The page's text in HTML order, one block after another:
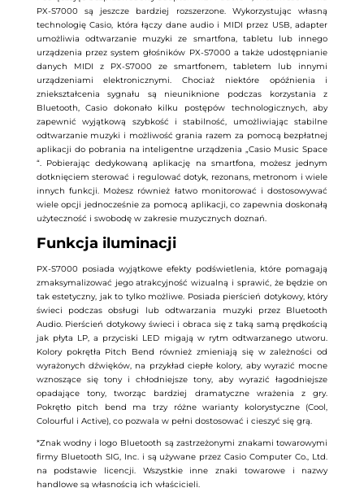
PX-S7000 są jeszcze bardziej rozszerzone. Wykorzystując własną
technologię Casio, która łączy dane audio i MIDI przez USB, adapter
umożliwia odtwarzanie muzyki ze smartfona, tabletu lub innego
urządzenia przez system głośników PX-S7000 a także udostępnianie
danych MIDI z PX-S7000 ze smartfonem, tabletem lub innymi
urządzeniami elektronicznymi. Chociaż niektóre opóźnienia i
zniekształcenia sygnału są nieuniknione podczas korzystania z
Bluetooth, Casio dokonało kilku postępów technologicznych, aby
zapewnić wyjątkową szybkość i stabilność, umożliwiając stabilne
odtwarzanie muzyki i możliwość grania razem za pomocą bezpłatnej
aplikacji do pobrania na inteligentne urządzenia „Casio Music Space
“. Pobierając dedykowaną aplikację na smartfona, możesz jednym
dotknięciem sterować i regulować dotyk, rezonans, metronom i wiele
innych funkcji. Możesz również łatwo monitorować i dostosowywać
wiele opcji jednocześnie za pomocą aplikacji, co zapewnia doskonałą
użyteczność i swobodę w zakresie muzycznych doznań.
Funkcja iluminacji
PX-S7000 posiada wyjątkowe efekty podświetlenia, które pomagają
zmaksymalizować jego atrakcyjność wizualną i sprawić, że będzie on
tak estetyczny, jak to tylko możliwe. Posiada pierścień dotykowy, który
świeci podczas obsługi lub odtwarzania muzyki przez Bluetooth
Audio. Pierścień dotykowy świeci i obraca się z taką samą prędkością
jak płyta LP, a przyciski LED migają w rytm odtwarzanego utworu.
Kolory pokrętła Pitch Bend również zmieniają się w zależności od
wyrażonych dźwięków, na przykład ciepłe kolory, aby wyrazić mocne
wznoszące się tony i chłodniejsze tony, aby wyrazić łagodniejsze
opadające tony, tworząc bardziej dramatyczne wrażenia z gry.
Pokrętło pitch bend ma trzy różne warianty kolorystyczne (Cool,
Colourful i Active), co pozwala w pełni dostosować i cieszyć się grą.
*Znak wodny i logo Bluetooth są zastrzeżonymi znakami towarowymi
firmy Bluetooth SIG, Inc. i są używane przez Casio Computer Co., Ltd.
na podstawie licencji. Wszystkie inne znaki towarowe i nazwy
handlowe są własnością ich właścicieli.